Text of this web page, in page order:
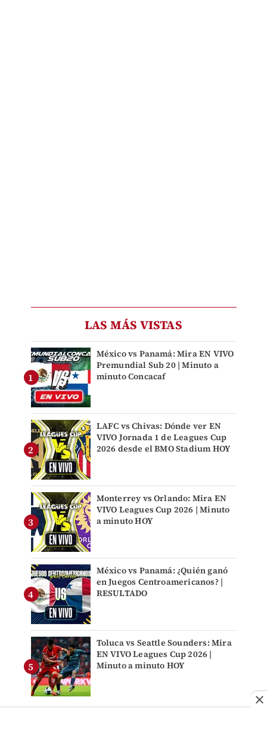
LAS MÁS VISTAS
México vs Panamá: Mira EN VIVO
Premundial Sub 20 | Minuto a
minuto Concacaf
LAFC vs Chivas: Dónde ver EN
VIVO Jornada 1 de Leagues Cup
2026 desde el BMO Stadium HOY
Monterrey vs Orlando: Mira EN
VIVO Leagues Cup 2026 | Minuto
a minuto HOY
México vs Panamá: ¿Quién ganó
en Juegos Centroamericanos? |
RESULTADO
Toluca vs Seattle Sounders: Mira
EN VIVO Leagues Cup 2026 |
Minuto a minuto HOY